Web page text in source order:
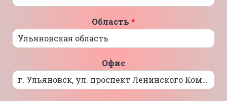
Область *
Офис